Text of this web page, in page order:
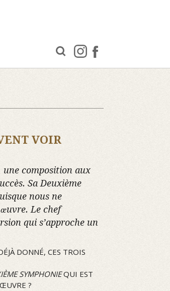
VOIR
composition aux
Sa Deuxième
nous ne
Le chef
qui s’approche un
DONNÉ, CES TROIS
SYMPHONIEQUI EST
?